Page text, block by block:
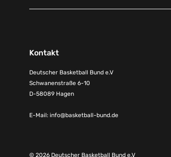
Kontakt
Deutscher Basketball Bund e.V
Schwanenstraße 6-10
D-58089 Hagen
E-Mail: info@basketball-bund.de
© 2026 Deutscher Basketball Bund e.V